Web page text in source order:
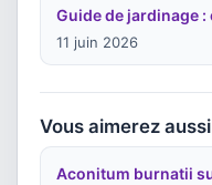
Guide de jardinage
11 juin 2026
Vous aimerez aussi
Aconitum burnatii